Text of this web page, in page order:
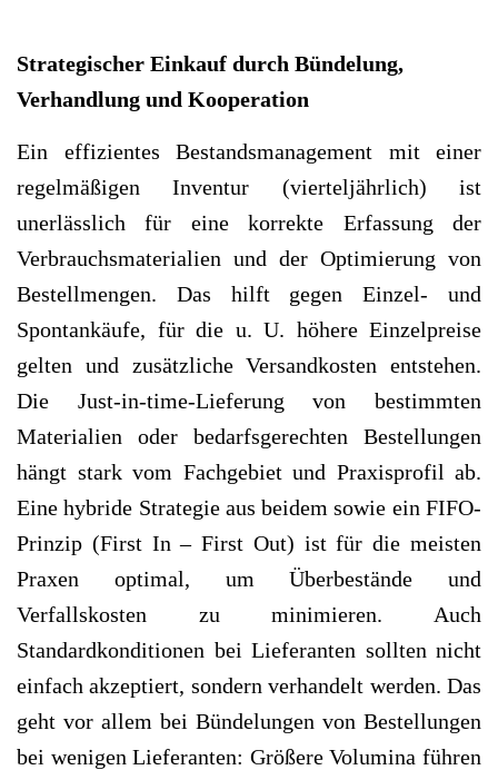
Strategischer Einkauf durch Bündelung,
Verhandlung und Kooperation
Ein effizientes Bestandsmanagement mit einer
regelmäßigen Inventur (vierteljährlich) ist
unerlässlich für eine korrekte Erfassung der
Verbrauchsmaterialien und der Optimierung von
Bestellmengen. Das hilft gegen Einzel- und
Spontankäufe, für die u. U. höhere Einzelpreise
gelten und zusätzliche Versandkosten entstehen.
Die Just-in-time-Lieferung von bestimmten
Materialien oder bedarfsgerechten Bestellungen
hängt stark vom Fachgebiet und Praxisprofil ab.
Eine hybride Strategie aus beidem sowie ein FIFO-
Prinzip (First In – First Out) ist für die meisten
Praxen optimal, um Überbestände und
Verfallskosten zu minimieren. Auch
Standardkonditionen bei Lieferanten sollten nicht
einfach akzeptiert, sondern verhandelt werden. Das
geht vor allem bei Bündelungen von Bestellungen
bei wenigen Lieferanten: Größere Volumina führen